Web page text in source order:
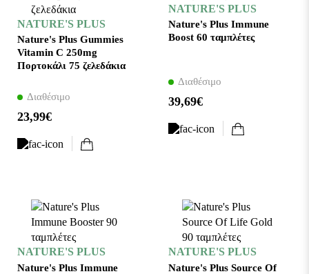
NATURE'S PLUS
Nature's Plus Gummies
Vitamin C 250mg
Πορτοκάλι 75 ζελεδάκια
Διαθέσιμο
23,99€
NATURE'S PLUS
Nature's Plus Immune
Boost 60 ταμπλέτες
Διαθέσιμο
39,69€
NATURE'S PLUS
Nature's Plus Immune
NATURE'S PLUS
Nature's Plus Source Of